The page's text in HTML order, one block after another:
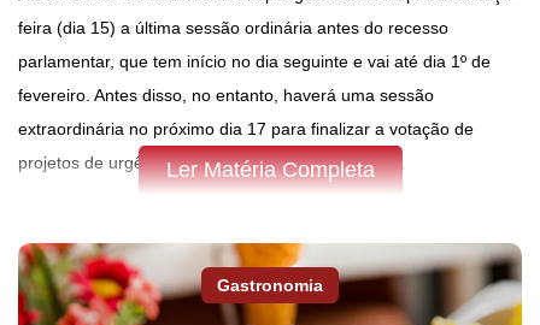
feira (dia 15) a última sessão ordinária antes do recesso
parlamentar, que tem início no dia seguinte e vai até dia 1º de
fevereiro. Antes disso, no entanto, haverá uma sessão
extraordinária no próximo dia 17 para finalizar a votação de
projetos de urgência e outras matérias em trâmite.
Ler Matéria Completa
Gastronomia